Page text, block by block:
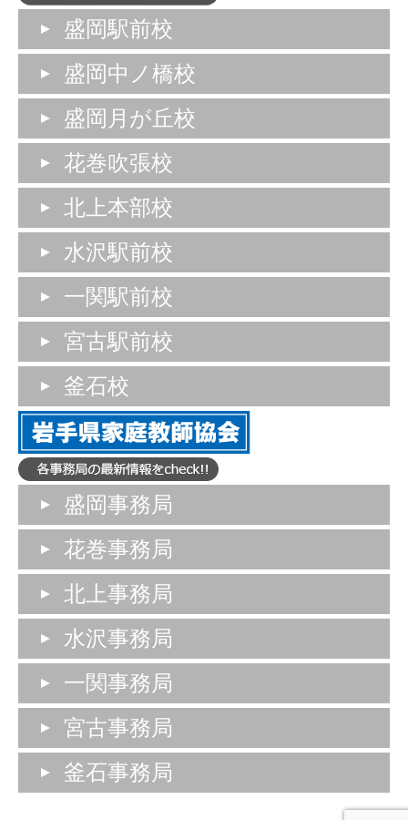
盛岡駅前校
盛岡中ノ橋校
盛岡月が丘校
花巻吹張校
北上本部校
水沢駅前校
一関駅前校
宮古駅前校
釜石校
盛岡事務局
花巻事務局
北上事務局
水沢事務局
一関事務局
宮古事務局
釜石事務局